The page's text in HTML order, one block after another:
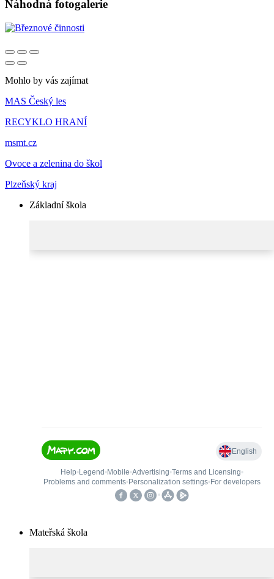
Náhodná fotogalerie
Mohlo by vás zajímat
MAS Český les
RECYKLO HRANÍ
msmt.cz
Ovoce a zelenina do škol
Plzeňský kraj
Základní škola
Mateřská škola